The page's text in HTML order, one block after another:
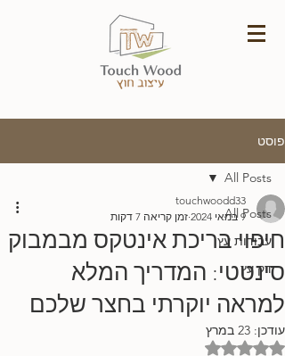
פוסט
All Posts
עבודות עץ
דק עץ
All Posts
חיפוי בריכת אינטקס מבמבוק
סינטטי: המדריך המלא
למראה יוקרתי בחצר שלכם
touchwoodd33
9 במאי 2024
זמן קריאה 7 דקות
עודכן: 23 במרץ
דירוג של NaN מתוך 5 כוכבים